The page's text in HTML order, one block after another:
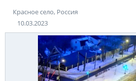
Красное село, Россия
10.03.2023